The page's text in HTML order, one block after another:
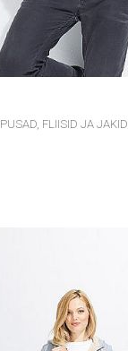
PUSAD, FLIISID JA JAKID